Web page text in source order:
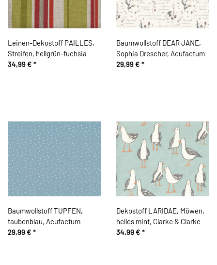
Leinen-Dekostoff PAILLES,
Streifen, hellgrün-fuchsia
34,99 € *
Baumwollstoff DEAR JANE,
Sophia Drescher, Acufactum
29,99 € *
Baumwollstoff TUPFEN,
taubenblau, Acufactum
29,99 € *
Dekostoff LARIDAE, Möwen,
helles mint, Clarke & Clarke
34,99 € *